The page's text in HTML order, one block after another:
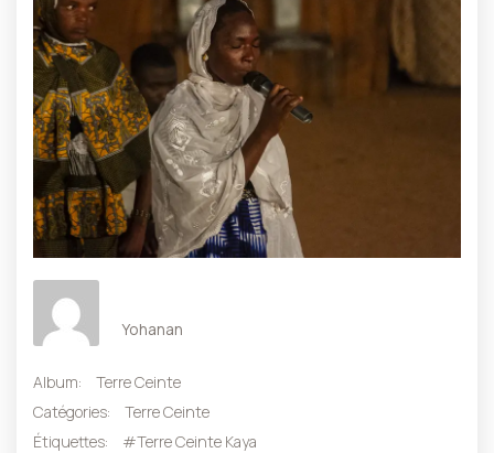
Yohanan
Album:
Terre Ceinte
Catégories:
Terre Ceinte
Étiquettes:
#Terre Ceinte Kaya